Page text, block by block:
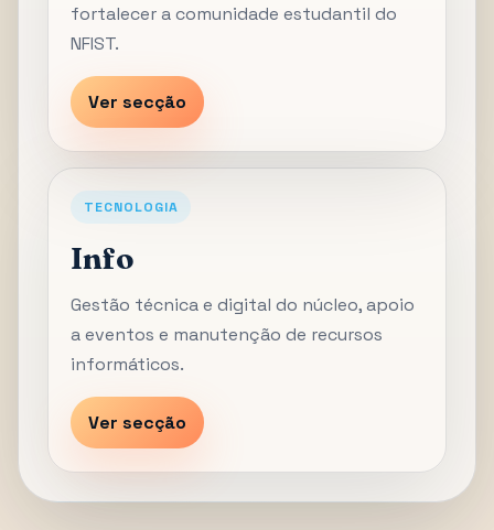
fortalecer a comunidade estudantil do
NFIST.
Ver secção
TECNOLOGIA
Info
Gestão técnica e digital do núcleo, apoio
a eventos e manutenção de recursos
informáticos.
Ver secção